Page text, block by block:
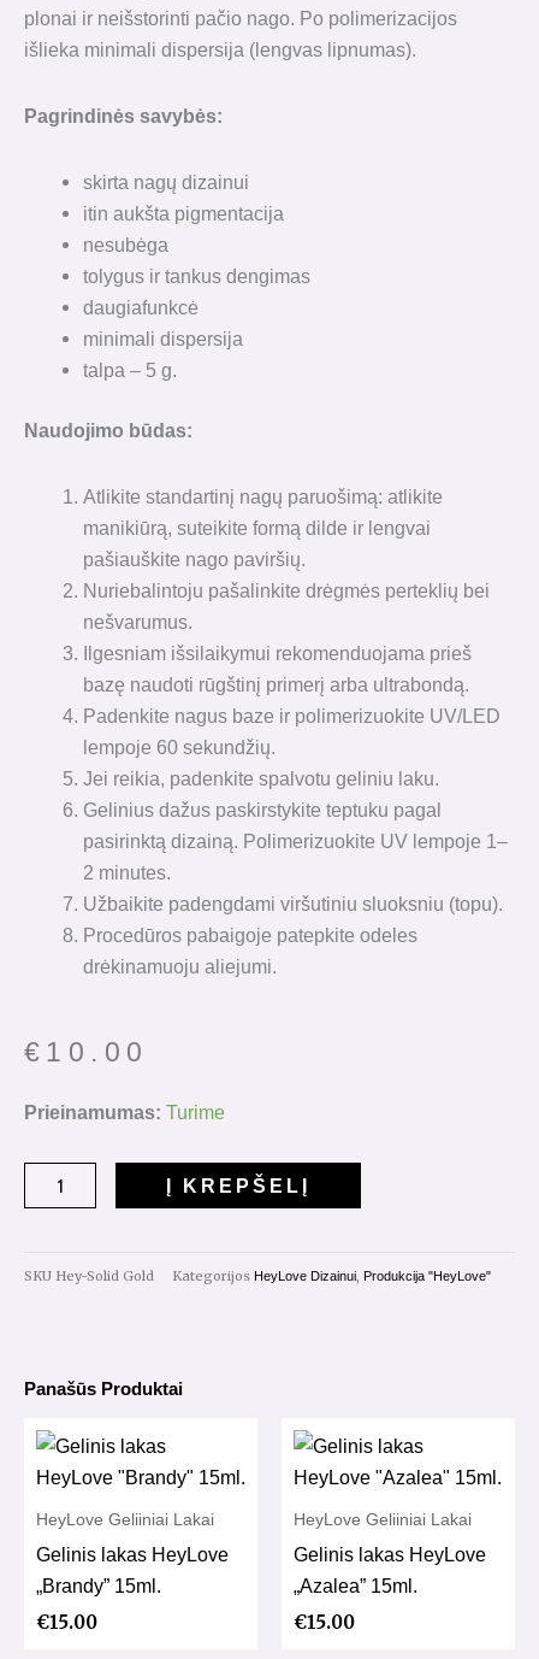
plonai ir neišstorinti pačio nago. Po polimerizacijos
išlieka minimali dispersija (lengvas lipnumas).
Pagrindinės savybės:
skirta nagų dizainui
itin aukšta pigmentacija
nesubėga
tolygus ir tankus dengimas
daugiafunkcė
minimali dispersija
talpa – 5 g.
Naudojimo būdas:
Atlikite standartinį nagų paruošimą: atlikite
manikiūrą, suteikite formą dilde ir lengvai
pašiauškite nago paviršių.
Nuriebalintoju pašalinkite drėgmės perteklių bei
nešvarumus.
Ilgesniam išsilaikymui rekomenduojama prieš
bazę naudoti rūgštinį primerį arba ultrabondą.
Padenkite nagus baze ir polimerizuokite UV/LED
lempoje 60 sekundžių.
Jei reikia, padenkite spalvotu geliniu laku.
Gelinius dažus paskirstykite teptuku pagal
pasirinktą dizainą. Polimerizuokite UV lempoje 1–
2 minutes.
Užbaikite padengdami viršutiniu sluoksniu (topu).
Procedūros pabaigoje patepkite odeles
drėkinamuoju aliejumi.
€ 10.00
Prieinamumas: Turime
produkto
Solid
gel
Į KREPŠELĮ
SKU Hey-Solid Gold Kategorijos HeyLove Dizainui Produkcija "HeyLove"
Panašūs Produktai
HeyLove Geliiniai Lakai
Gelinis lakas HeyLove
„Brandy” 15ml.
€15.00
HeyLove Geliiniai Lakai
Gelinis lakas HeyLove
„Azalea” 15ml.
€15.00